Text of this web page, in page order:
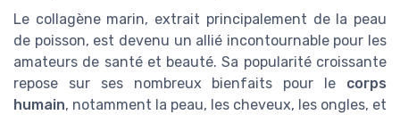
Le collagène marin, extrait principalement de la peau
de poisson, est devenu un allié incontournable pour les
amateurs de santé et beauté. Sa popularité croissante
repose sur ses nombreux bienfaits pour le corps
humain, notamment la peau, les cheveux, les ongles, et